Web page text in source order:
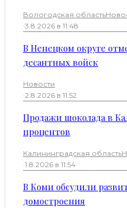
Вологодская область
·3.8.2026 в 11:48
В Ненецком округе
десантных войск
Новости
·2.8.2026 в 11:52
Продажи шоколада в
процентов
Калининградская область
·1.8.2026 в 11:54
В Коми обсудили
домостроения